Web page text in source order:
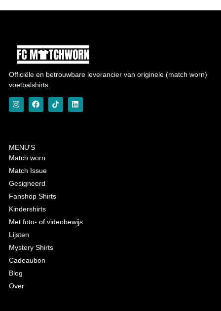
Officiële en betrouwbare leverancier van originele (match worn)
voetbalshirts.
MENU'S
Match worn
Match Issue
Gesigneerd
Fanshop Shirts
Kindershirts
Met foto- of videobewijs
Lijsten
Mystery Shirts
Cadeaubon
Blog
Over